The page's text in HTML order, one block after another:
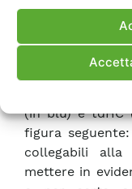
un tempo
prevenendo
(in blu) e tdHC
figura
collegabili
mettere in